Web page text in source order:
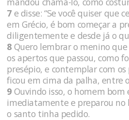
7 e disse: “Se você quiser que
em Grécio, é bom começar a
diligentemente e desde já o
8 Quero lembrar o menino
os apertos que passou, como
presépio, e contemplar com
ficou em cima da palha, entre
9 Ouvindo isso, o homem bom
imediatamente e preparou no
o santo tinha pedido.